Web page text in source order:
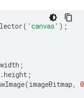
( 'canvas' );
width ;
.height ;
(imageBitmap,
0